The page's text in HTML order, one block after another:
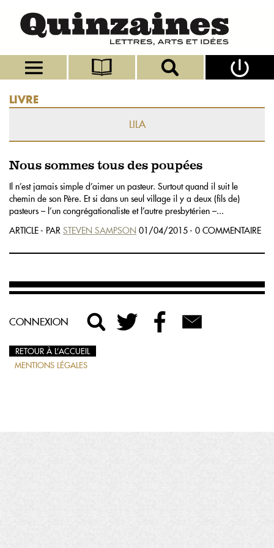
LIVRE
LILA
Nous sommes tous des poupées
Il n’est jamais simple d’aimer un pasteur. Surtout quand il suit le
chemin de son Père. Et si dans un seul village il y a deux (fils de)
pasteurs – l’un congrégationaliste et l’autre presbytérien –...
ARTICLE - PAR STEVEN SAMPSON 01/04/2015 - 0 COMMENTAIRE
CONNEXION
RETOUR À L’ACCUEIL
MENTIONS LÉGALES